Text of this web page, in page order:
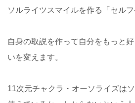
ソルライツスマイルを作る「セル
自身の取説を作って自分をもっと
いを変えます。
11次元チャクラ・オーソライズは